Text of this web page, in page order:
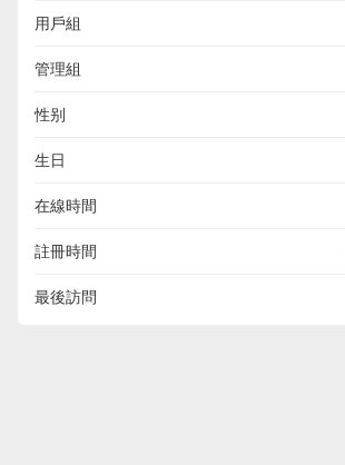
用戶組
管理組
性别
生日
在線時間
註冊時間
最後訪問